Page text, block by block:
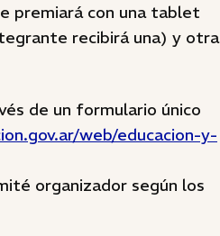
premiará con una tablet
recibirá una) y otra
de un formulario único
web/educacion-y-
organizador según los